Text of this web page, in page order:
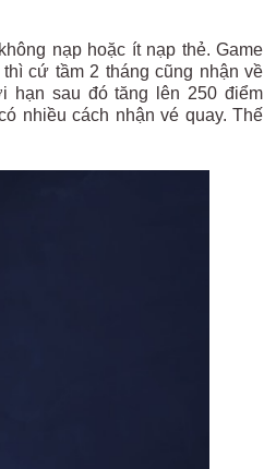
nạp hoặc ít nạp thẻ. Game
cứ tầm 2 tháng cũng nhận về
hạn sau đó tăng lên 250 điểm
nhiều cách nhận vé quay. Thế